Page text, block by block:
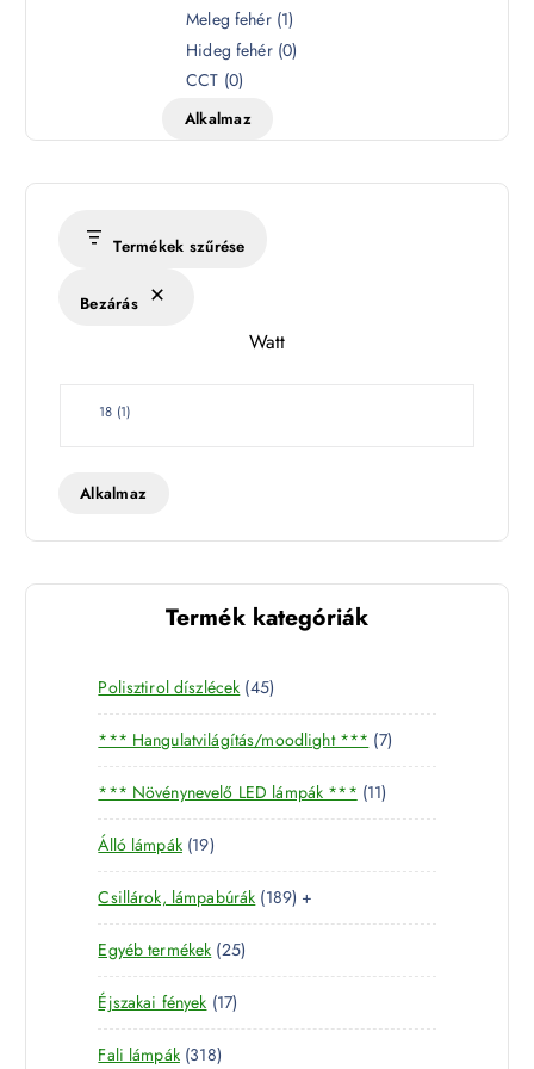
é
s
k
Meleg fehér (1)
Hideg fehér (0)
CCT (0)
Alkalmaz
Termékek szűrése
Bezárás
Watt
W
t
18 (1)
Alkalmaz
Termék kategóriák
Polisztirol díszlécek 454
5
t
e
r
m
k
*** Hangulatvilágítás/moodlight *** 77
t
r
é
*** Növénynevelő LED lámpák *** 111
1
e
m
k
Álló lámpák 191
9
t
e
r
m
é
k
Csillárok, lámpabúrák 1891
8
t
r
+
Egyéb termékek 252
5
e
Éjszakai fények 171
7
Fali lámpák 3183